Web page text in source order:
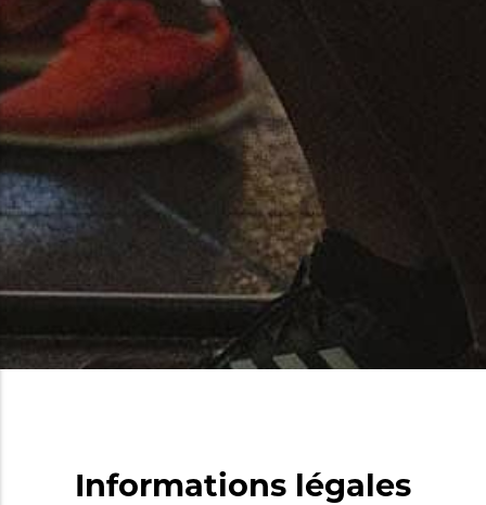
Informations légales